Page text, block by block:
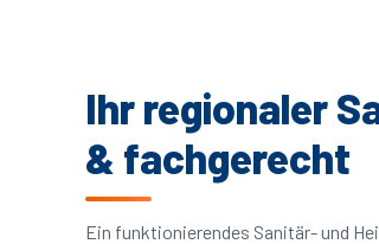
Ihr regionaler
& fachgerecht
Ein funktionierendes Sanitär- und